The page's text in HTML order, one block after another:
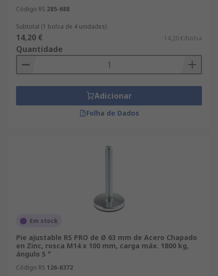
Código RS 285-688
Subtotal (1 bolsa de 4 unidades)
14,20 € 14,20 €/bolsa
Quantidade
Adicionar
Folha de Dados
Em stock
Pie ajustable RS PRO de Ø 63 mm de Acero Chapado
en Zinc, rosca M14 x 100 mm, carga máx. 1800 kg,
ángulo 5 °
Código RS 126-6372